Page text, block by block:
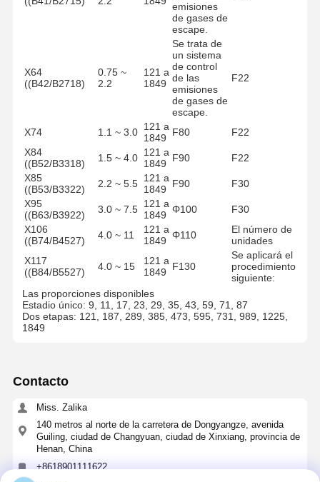
de
escape.
2,700 F80
una serie de
medidas que
de seguros.
5.5 ~
9 ~
4,500 F90
los datos de
los Estados
miembros.
7.5 ~ 30
9 ~
7,100
X10
((B7/B45)
y 45
9 ~
87
12,000
Se trata de
un
de
identificación
empresa.
18.5 ~ 55
9 ~
87
20,000
Frente de
la línea
emisiones
de gases de
escape.
X64
((B42/B2718)
0.75 ~
2.2
121 a
1849
Se trata de
un sistema
de control
de las
emisiones
de gases de
escape.
F22
X74 1.1 ~ 3.0 121 a
1849
F80
F22
X84
((B52/B3318)
1.5 ~ 4.0 121 a
1849
F90
F22
X85
((B53/B3322)
2.2 ~ 5.5 121 a
1849
F90
F30
X95
((B63/B3922)
3.0 ~ 7.5 121 a
1849 Φ100
F30
X106
((B74/B4527)
4.0 ~ 11
121 a
1849 Φ110
El número de
unidades
X117
((B84/B5527)
4.0 ~ 15
121 a
1849
F130
Se aplicará el
procedimiento
siguiente:
Las proporciones disponibles
Estadio único: 9, 11, 17, 23, 29, 35, 43, 59, 71, 87
Dos etapas: 121, 187, 289, 385, 473, 595, 731, 989, 1225,
1849
Contacto
Miss. Zalika
140 metros al norte de la carretera de Dongyangze, avenida
Guiling, ciudad de Changyuan, ciudad de Xinxiang, provincia de
Henan, China
+8618901111622